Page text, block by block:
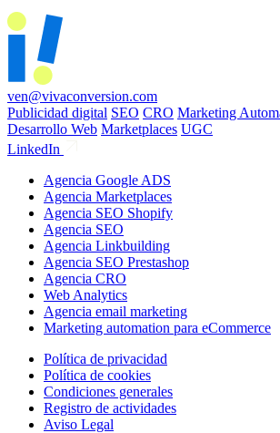
ven@vivaconversion.com
Publicidad digital SEO CRO Marketing
Desarrollo Web Marketplaces UGC
LinkedIn
Agencia Google ADS
Agencia Marketplaces
Agencia SEO Shopify
Agencia SEO
Agencia Linkbuilding
Agencia SEO Prestashop
Agencia CRO
Web Analytics
Agencia email marketing
Marketing automation para eCommerce
Política de privacidad
Política de cookies
Condiciones generales
Registro de actividades
Aviso Legal